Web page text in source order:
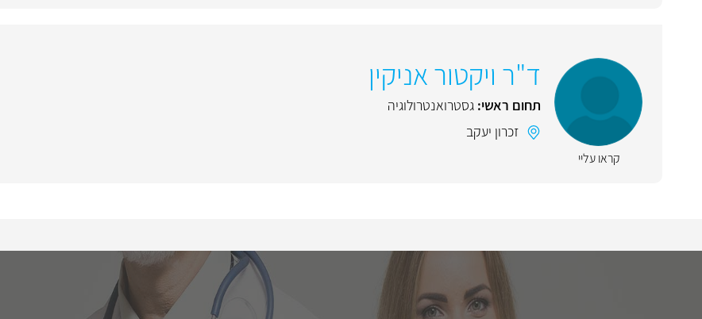
קראו עליי
ד"ר ויקטור אניקין
תחום ראשי: גסטרואנטרולוגיה
זכרון יעקב